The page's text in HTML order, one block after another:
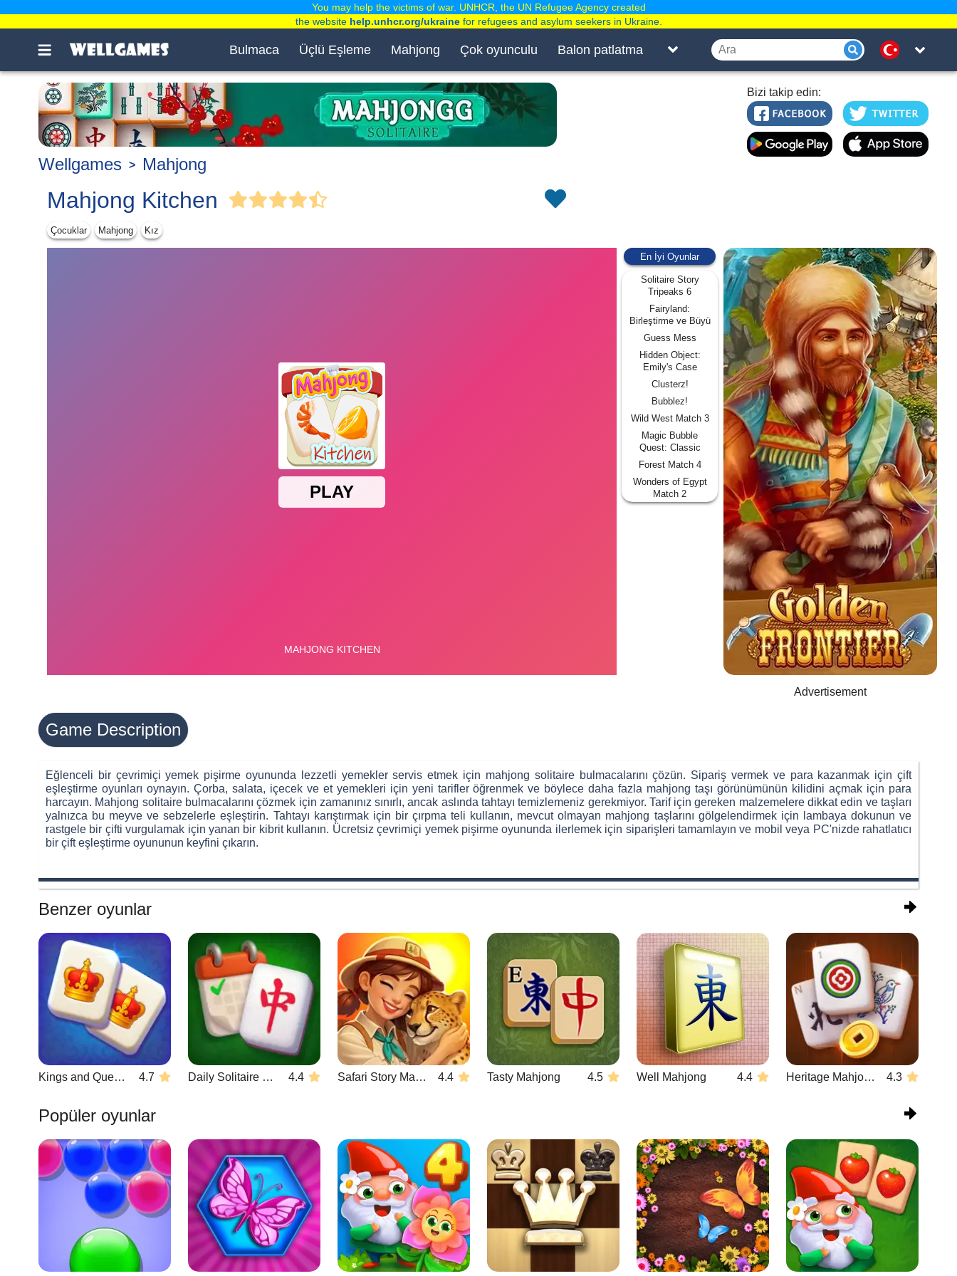
Bulmaca Üçlü Eşleme Mahjong Çok oyunculu Balon patlatma
Bizi takip edin:
Wellgames Mahjong
Mahjong Kitchen
Çocuklar Mahjong Kız
En İyi Oyunlar
Solitaire Story
Tripeaks 6
Fairyland:
Birleştirme ve Büyü
Guess Mess
Hidden Object:
Emily's Case
Clusterz!
Bubblez!
Wild West Match 3
Magic Bubble
Quest: Classic
Forest Match 4
Wonders of Egypt
Match 2
Advertisement
Game Description
Eğlenceli bir çevrimiçi yemek pişirme oyununda lezzetli yemekler servis etmek için mahjong solitaire bulmacalarını çözün. Sipariş vermek ve para kazanmak için çift
eşleştirme oyunları oynayın. Çorba, salata, içecek ve et yemekleri için yeni tarifler öğrenmek ve böylece daha fazla mahjong taşı görünümünün kilidini açmak için para
harcayın. Mahjong solitaire bulmacalarını çözmek için zamanınız sınırlı, ancak aslında tahtayı temizlemeniz gerekmiyor. Tarif için gereken malzemelere dikkat edin ve taşları
yalnızca bu meyve ve sebzelerle eşleştirin. Tahtayı karıştırmak için bir çırpma teli kullanın, mevcut olmayan mahjong taşlarını gölgelendirmek için lambaya dokunun ve
rastgele bir çifti vurgulamak için yanan bir kibrit kullanın. Ücretsiz çevrimiçi yemek pişirme oyununda ilerlemek için siparişleri tamamlayın ve mobil veya PC'nizde rahatlatıcı
bir çift eşleştirme oyununun keyfini çıkarın.
Benzer oyunlar
Kings and Queens Mahjong 4.7 Daily Solitaire Mahjong Classic 4.4 Safari Story Mahjong 4.4 Tasty Mahjong 4.5 Well Mahjong 4.4 Heritage Mahjong Classic 4.3
Popüler oyunlar
You may help the victims of war. UNHCR, the UN Refugee Agency created
the website help.unhcr.org/ukrainefor refugees and asylum seekers in Ukraine.